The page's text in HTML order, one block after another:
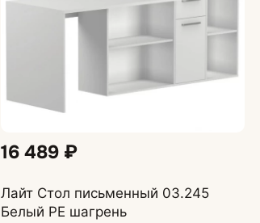
16 489 ₽
Лайт Стол письменный 03.245
Белый PE шагрень